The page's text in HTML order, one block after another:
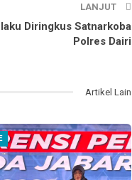
LANJUT
Diringkus Satnarkoba
Polres Dairi
Artikel Lain